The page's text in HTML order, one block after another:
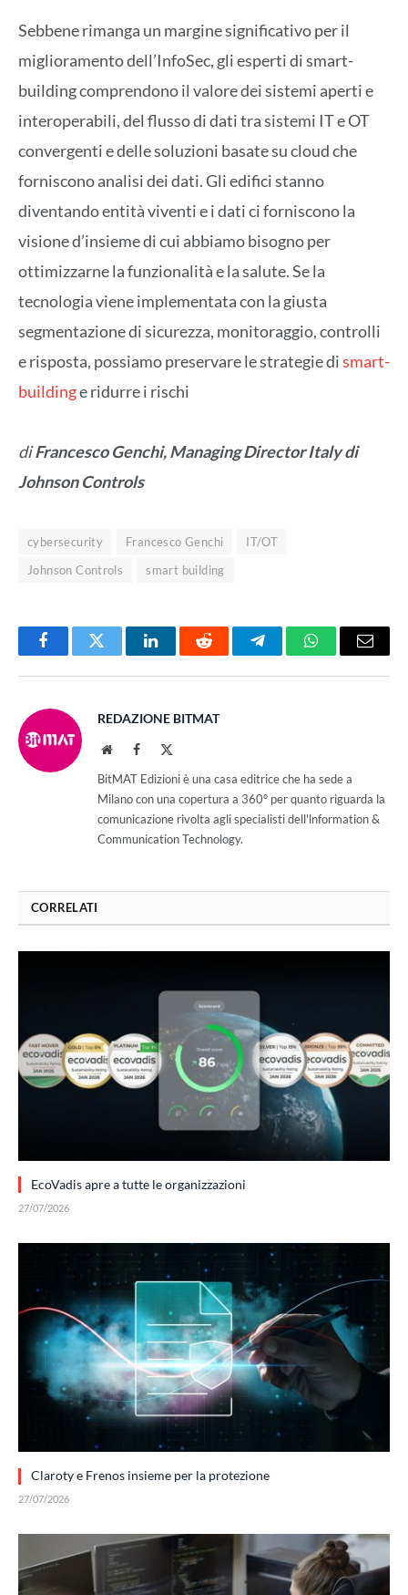
Sebbene rimanga un margine significativo per il
miglioramento dell’InfoSec, gli esperti di smart-
building comprendono il valore dei sistemi aperti e
interoperabili, del flusso di dati tra sistemi IT e OT
convergenti e delle soluzioni basate su cloud che
forniscono analisi dei dati. Gli edifici stanno
diventando entità viventi e i dati ci forniscono la
visione d’insieme di cui abbiamo bisogno per
ottimizzarne la funzionalità e la salute. Se la
tecnologia viene implementata con la giusta
segmentazione di sicurezza, monitoraggio, controlli
e risposta, possiamo preservare le strategie dismart-
buildinge ridurre i rischi
diFrancesco Genchi, Managing Director Italy di
Johnson Controls
cybersecurity Francesco Genchi
IT/OT
Johnson Controls
smart building
FacebookTwitter LinkedInReddit TelegramWhatsAppEmail
REDAZIONE BITMAT
WebsiteFacebook
BitMAT Edizioni è una casa editrice che ha sede a
Milano con una copertura a 360° per quanto riguarda la
comunicazione rivolta agli specialisti dell'lnformation &
Communication Technology.
CORRELATI
EcoVadis apre a tutte le organizzazioni
27/07/2026
Claroty e Frenos insieme per la protezione
27/07/2026